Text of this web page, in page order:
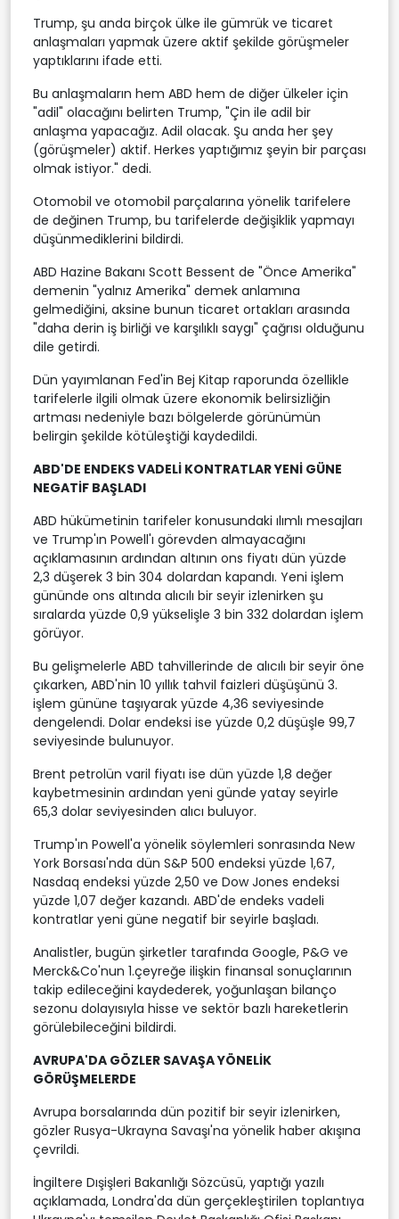
Trump, şu anda birçok ülke ile gümrük ve ticaret
anlaşmaları yapmak üzere aktif şekilde görüşmeler
yaptıklarını ifade etti.
Bu anlaşmaların hem ABD hem de diğer ülkeler için
"adil" olacağını belirten Trump, "Çin ile adil bir
anlaşma yapacağız. Adil olacak. Şu anda her şey
(görüşmeler) aktif. Herkes yaptığımız şeyin bir parçası
olmak istiyor." dedi.
Otomobil ve otomobil parçalarına yönelik tarifelere
de değinen Trump, bu tarifelerde değişiklik yapmayı
düşünmediklerini bildirdi.
ABD Hazine Bakanı Scott Bessent de "Önce Amerika"
demenin "yalnız Amerika" demek anlamına
gelmediğini, aksine bunun ticaret ortakları arasında
"daha derin iş birliği ve karşılıklı saygı" çağrısı olduğunu
dile getirdi.
Dün yayımlanan Fed'in Bej Kitap raporunda özellikle
tarifelerle ilgili olmak üzere ekonomik belirsizliğin
artması nedeniyle bazı bölgelerde görünümün
belirgin şekilde kötüleştiği kaydedildi.
ABD'DE ENDEKS VADELİ KONTRATLAR YENİ GÜNE
NEGATİF BAŞLADI
ABD hükümetinin tarifeler konusundaki ılımlı mesajları
ve Trump'ın Powell'ı görevden almayacağını
açıklamasının ardından altının ons fiyatı dün yüzde
2,3 düşerek 3 bin 304 dolardan kapandı. Yeni işlem
gününde ons altında alıcılı bir seyir izlenirken şu
sıralarda yüzde 0,9 yükselişle 3 bin 332 dolardan işlem
görüyor.
Bu gelişmelerle ABD tahvillerinde de alıcılı bir seyir öne
çıkarken, ABD'nin 10 yıllık tahvil faizleri düşüşünü 3.
işlem gününe taşıyarak yüzde 4,36 seviyesinde
dengelendi. Dolar endeksi ise yüzde 0,2 düşüşle 99,7
seviyesinde bulunuyor.
Brent petrolün varil fiyatı ise dün yüzde 1,8 değer
kaybetmesinin ardından yeni günde yatay seyirle
65,3 dolar seviyesinden alıcı buluyor.
Trump'ın Powell'a yönelik söylemleri sonrasında New
York Borsası'nda dün S&P 500 endeksi yüzde 1,67,
Nasdaq endeksi yüzde 2,50 ve Dow Jones endeksi
yüzde 1,07 değer kazandı. ABD'de endeks vadeli
kontratlar yeni güne negatif bir seyirle başladı.
Analistler, bugün şirketler tarafında Google, P&G ve
Merck&Co'nun 1.çeyreğe ilişkin finansal sonuçlarının
takip edileceğini kaydederek, yoğunlaşan bilanço
sezonu dolayısıyla hisse ve sektör bazlı hareketlerin
görülebileceğini bildirdi.
AVRUPA'DA GÖZLER SAVAŞA YÖNELİK
GÖRÜŞMELERDE
Avrupa borsalarında dün pozitif bir seyir izlenirken,
gözler Rusya-Ukrayna Savaşı'na yönelik haber akışına
çevrildi.
İngiltere Dışişleri Bakanlığı Sözcüsü, yaptığı yazılı
açıklamada, Londra'da dün gerçekleştirilen toplantıya